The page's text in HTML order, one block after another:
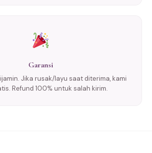
Garansi
Jika rusak/layu saat diterima, kami
Refund 100% untuk salah kirim.